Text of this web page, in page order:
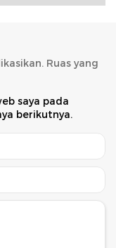
Ruas yang
saya pada
berikutnya.